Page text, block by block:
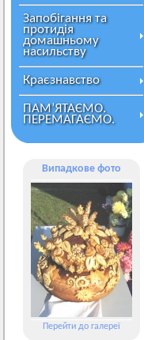
Запобігання та
протидія
домашньому
насильству
Краєзнавство
ПАМ’ЯТАЄМО.
ПЕРЕМАГАЄМО.
Випадкове фото
Перейти до галереї